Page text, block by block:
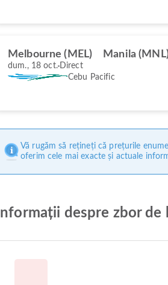
Melbourne (MEL) Manila
dum., 18 oct. Direct
Cebu Pacific
Vă rugăm să rețineți că prețurile
oferim cele mai exacte și actuale
Informații despre zbor